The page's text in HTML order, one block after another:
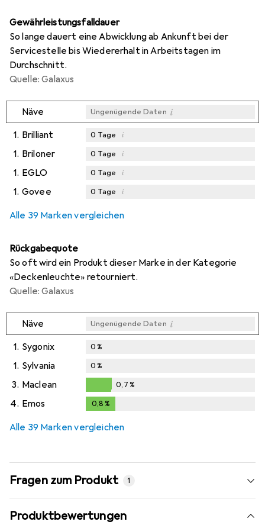
Gewährleistungsfalldauer
So lange dauert eine Abwicklung ab Ankunft bei der
Servicestelle bis Wiedererhalt in Arbeitstagen im
Durchschnitt.
Quelle: Galaxus
Näve Ungenügende Daten i
1. Brilliant 0 Tage i
1. Briloner 0 Tage i
1. EGLO 0 Tage i
1. Govee 0 Tage i
Alle 39 Marken vergleichen
Rückgabequote
So oft wird ein Produkt dieser Marke in der Kategorie
«Deckenleuchte» retourniert.
Quelle: Galaxus
Näve Ungenügende Daten i
1. Sygonix 0%
1. Sylvania 0%
3. Maclean
0,7%
0,7%
4. Emos 0,8 %
Alle 39 Marken vergleichen
Fragen zum Produkt 1
Produktbewertungen